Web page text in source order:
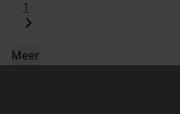
1
Meer